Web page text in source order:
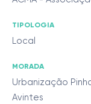
TIPOLOGIA
Local
MORADA
Urbanização
Avintes